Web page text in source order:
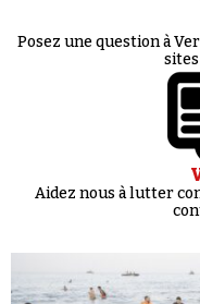
Posez une question à
Aidez nous à lutter